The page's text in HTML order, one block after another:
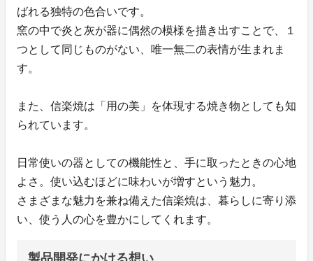
ばれる独特の色合いです。
窯の中で炎と灰が器に偶然の模様を描き出すことで、１
つとして同じものがない、唯一無二の表情が生まれま
す。
また、信楽焼は「用の美」を体現する焼き物としても知
られています。
日常使いの器としての機能性と、手に取ったときの心地
よさ。使い込むほどに味わいが増すという魅力。
さまざまな魅力を兼ね備えた信楽焼は、暮らしに寄り添
い、使う人の心を豊かにしてくれます。